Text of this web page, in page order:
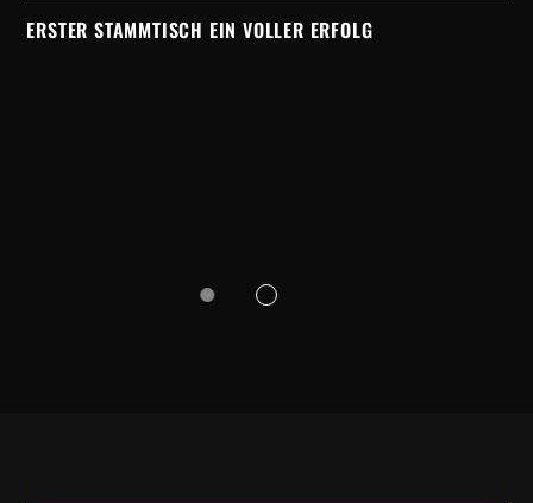
ERSTER STAMMTISCH EIN VOLLER ERFOLG